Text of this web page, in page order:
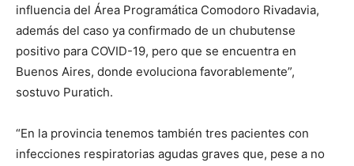
influencia del Área Programática Comodoro Rivadavia,
además del caso ya confirmado de un chubutense
positivo para COVID-19, pero que se encuentra en
Buenos Aires, donde evoluciona favorablemente”,
sostuvo Puratich.
“En la provincia tenemos también tres pacientes con
infecciones respiratorias agudas graves que, pese a no